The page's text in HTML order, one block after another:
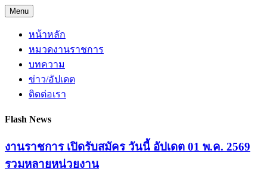
Skip
to
content
Menu
หน้าหลัก
หมวดงานราชการ
บทความ
ข่าว/อัปเดต
ติดต่อเรา
Flash News
งานราชการ เปิดรับสมัคร วันนี้ อัปเดต 01 พ.ค. 2569
รวมหลายหน่วยงาน